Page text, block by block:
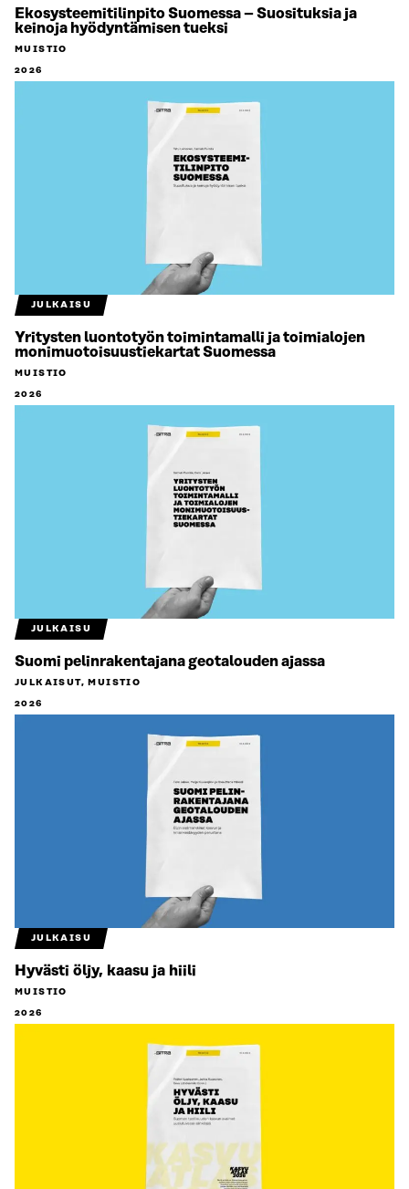
Ekosysteemitilinpito Suomessa – Suosituksia ja
keinoja hyödyntämisen tueksi
MUISTIO
2026
JULKAISU
Yritysten luontotyön toimintamalli ja toimialojen
monimuotoisuustiekartat Suomessa
MUISTIO
2026
JULKAISU
Suomi pelinrakentajana geotalouden ajassa
JULKAISUT, MUISTIO
2026
JULKAISU
Hyvästi öljy, kaasu ja hiili
MUISTIO
2026